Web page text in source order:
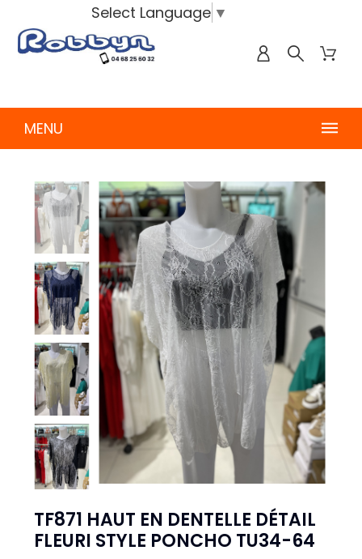
Select Language ▼
MENU
TF871 HAUT EN DENTELLE DÉTAIL
FLEURI STYLE PONCHO TU34-64